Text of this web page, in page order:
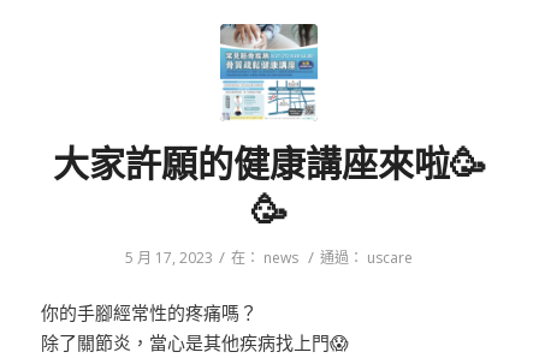
大家許願的健康講座來啦🥳
🥳
5 月 17, 2023 / 在： news / 通過： uscare
你的手腳經常性的疼痛嗎？
除了關節炎，當心是其他疾病找上門😱